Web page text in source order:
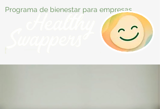
Programa de bienestar para empresas